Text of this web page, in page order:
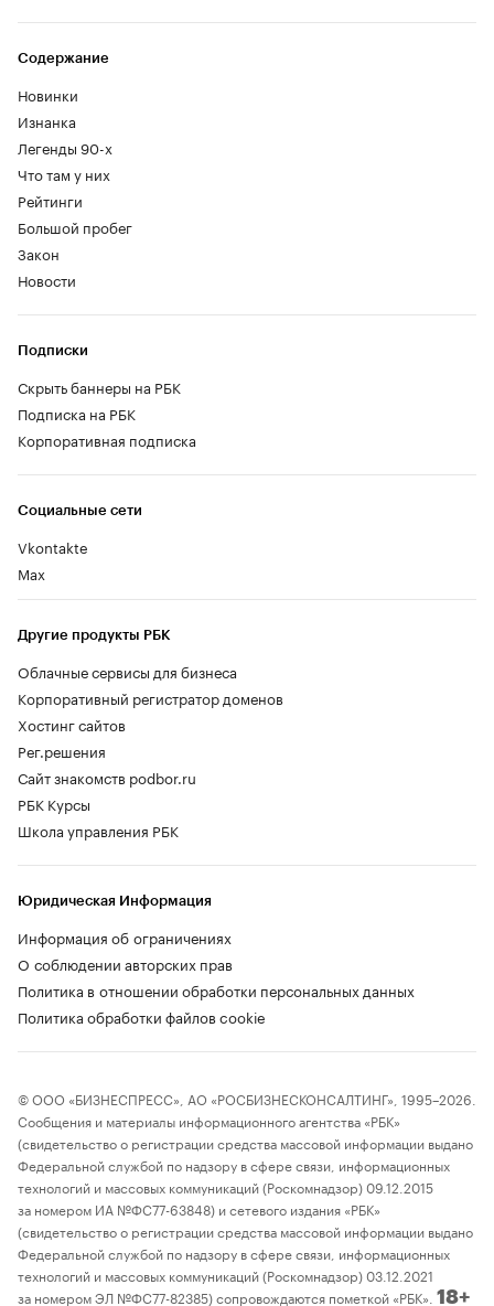
Содержание
Новинки
Изнанка
Легенды 90-х
Что там у них
Рейтинги
Большой пробег
Закон
Новости
Социальные сети
Vkontakte
Max
Другие продукты РБК
Облачные сервисы для бизнеса
Корпоративный регистратор доменов
Хостинг сайтов
Рег.решения
Сайт знакомств podbor.ru
РБК Курсы
Школа управления РБК
Подписки
Скрыть баннеры на РБК
Подписка на РБК
Корпоративная подписка
Юридическая Информация
Информация об ограничениях
О соблюдении авторских прав
Политика в отношении обработки персональных данных
Политика обработки файлов cookie
© ООО «БИЗНЕСПРЕСС», АО «РОСБИЗНЕСКОНСАЛТИНГ», 1995–2026.
Сообщения и материалы информационного агентства «РБК»
(свидетельство о регистрации средства массовой информации выдано
Федеральной службой по надзору в сфере связи, информационных
технологий и массовых коммуникаций (Роскомнадзор) 09.12.2015
за номером ИА №ФС77-63848) и сетевого издания «РБК»
(свидетельство о регистрации средства массовой информации выдано
Федеральной службой по надзору в сфере связи, информационных
технологий и массовых коммуникаций (Роскомнадзор) 03.12.2021
за номером ЭЛ №ФС77-82385) сопровождаются пометкой «РБК». 18+